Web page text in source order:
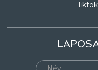
Tiktok